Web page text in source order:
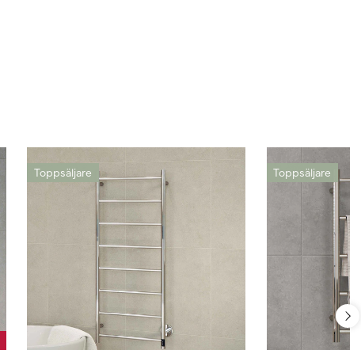
Toppsäljare Toppsäljare